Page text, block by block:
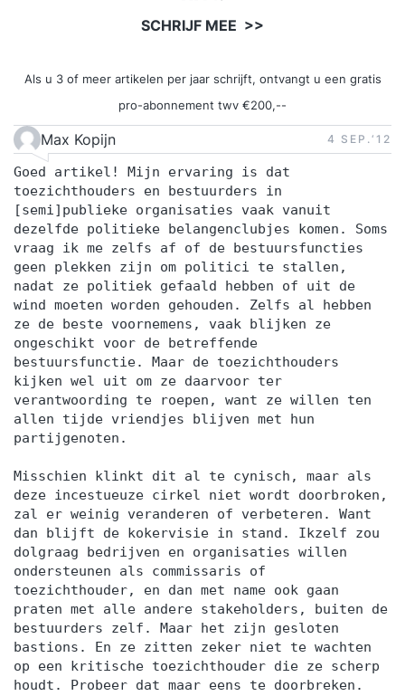
SCHRIJF MEE >>
Als u 3 of meer artikelen per jaar schrijft, ontvangt u een gratis
pro-abonnement twv €200,--
Max Kopijn 4 SEP.‘12
Goed artikel! Mijn ervaring is dat
toezichthouders en bestuurders in
[semi]publieke organisaties vaak vanuit
dezelfde politieke belangenclubjes komen. Soms
vraag ik me zelfs af of de bestuursfuncties
geen plekken zijn om politici te stallen,
nadat ze politiek gefaald hebben of uit de
wind moeten worden gehouden. Zelfs al hebben
ze de beste voornemens, vaak blijken ze
ongeschikt voor de betreffende
bestuursfunctie. Maar de toezichthouders
kijken wel uit om ze daarvoor ter
verantwoording te roepen, want ze willen ten
allen tijde vriendjes blijven met hun
partijgenoten.
Misschien klinkt dit al te cynisch, maar als
deze incestueuze cirkel niet wordt doorbroken,
zal er weinig veranderen of verbeteren. Want
dan blijft de kokervisie in stand. Ikzelf zou
dolgraag bedrijven en organisaties willen
ondersteunen als commissaris of
toezichthouder, en dan met name ook gaan
praten met alle andere stakeholders, buiten de
bestuurders zelf. Maar het zijn gesloten
bastions. En ze zitten zeker niet te wachten
op een kritische toezichthouder die ze scherp
houdt. Probeer dat maar eens te doorbreken.